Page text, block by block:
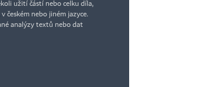
užití částí nebo celku díla,
českém nebo jiném jazyce.
analýzy textů nebo dat